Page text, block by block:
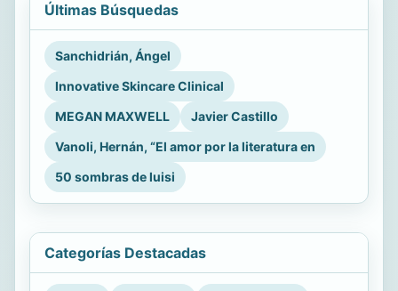
Últimas Búsquedas
Sanchidrián, Ángel
Innovative Skincare Clinical
MEGAN MAXWELL
Javier Castillo
Vanoli, Hernán, “El amor por la literatura en
50 sombras de luisi
Categorías Destacadas